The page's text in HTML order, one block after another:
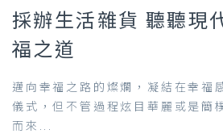
採辦生活雜貨 聽聽現
福之道
邁向幸福之路的燦爛，凝結在幸福
儀式，但不管過程炫目華麗或是簡
而來...